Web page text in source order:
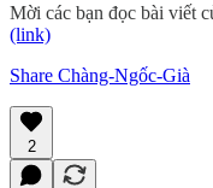
Mời các bạn đọc bài viết
(link)
Share Chàng-Ngốc-Già
2